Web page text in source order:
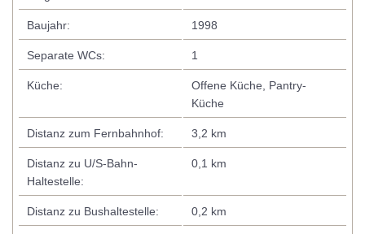
Baujahr: 1998
Separate WCs: 1
Küche:
Offene Küche, Pantry-
Küche
Distanz zum Fernbahnhof: 3,2 km
Distanz zu U/S-Bahn-
Haltestelle:
0,1 km
Distanz zu Bushaltestelle: 0,2 km